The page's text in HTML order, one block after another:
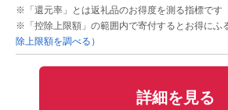
※「還元率」とは返礼品のお得度を測る指標です
※「控除上限額」の範囲内で寄付するとお得にふ
除上限額を調べる）
詳細を見る